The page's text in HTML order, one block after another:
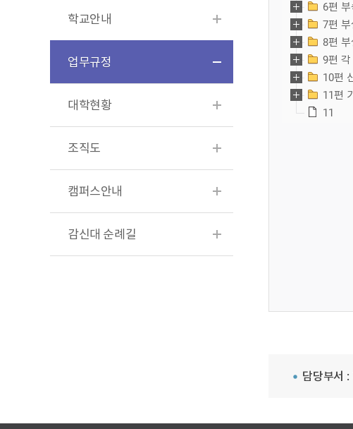
학교안내
업무규정
대학현황
조직도
캠퍼스안내
감신대 순례길
6편
7편
8편
9편 각
10편
11편
11
담당부서 :